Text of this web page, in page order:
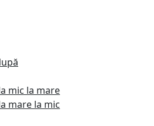
mic la mare
mare la mic